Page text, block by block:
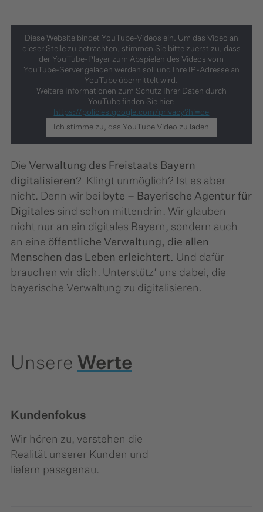
Diese Website bindet YouTube-Videos ein. Um das Video an
dieser Stelle zu betrachten, stimmen Sie bitte zuerst zu, dass
der YouTube-Player zum Abspielen des Videos vom
YouTube-Server geladen werden soll und Ihre IP-Adresse an
YouTube übermittelt wird.
Weitere Informationen zum Schutz Ihrer Daten durch
YouTube finden Sie hier:
https://policies.google.com/privacy?hl=de
Ich stimme zu, das YouTube Video zu laden
Die Verwaltung des Freistaats Bayern
digitalisieren? ​ Klingt unmöglich? ​Ist es aber
nicht. ​Denn wir bei byte – Bayerische Agentur für
Digitales sind schon mittendrin.​ Wir glauben
nicht nur an ein digitales Bayern, sondern auch
an eine öffentliche Verwaltung, die allen
Menschen das Leben erleichtert. ​ Und dafür
brauchen wir dich. ​Unterstütz‘ uns dabei, die
bayerische ​Verwaltung zu digitalisieren.
Unsere Werte
Kundenfokus
Wir hören zu, verstehen die
Realität unserer Kunden und
liefern passgenau.